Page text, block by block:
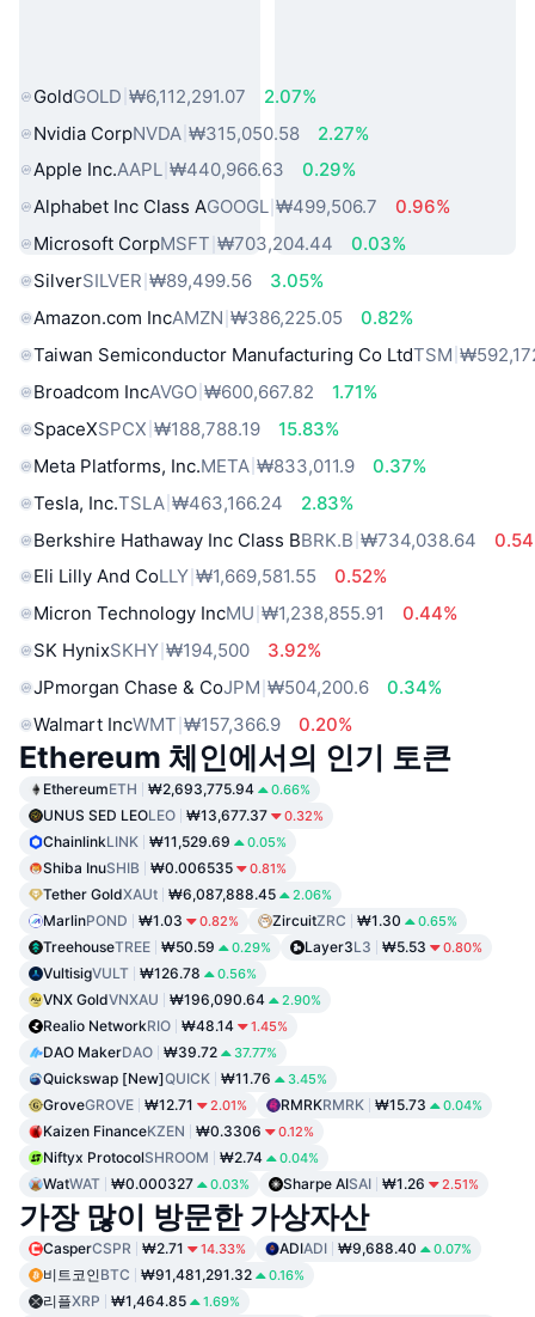
GoldGOLD ₩6,112,291.07
2.07%
Nvidia CorpNVDA ₩315,050.58
2.27%
Apple Inc.AAPL ₩440,966.63
0.29%
Alphabet Inc Class AGOOGL ₩499,506.7
0.96%
Microsoft CorpMSFT ₩703,204.44
0.03%
SilverSILVER ₩89,499.56
3.05%
Amazon.com IncAMZN ₩386,225.05
0.82%
Taiwan Semiconductor Manufacturing Co LtdTSM
Broadcom IncAVGO ₩600,667.82
1.71%
SpaceXSPCX ₩188,788.19
15.83%
Meta Platforms, Inc.META ₩833,011.9
0.37%
Tesla, Inc.TSLA ₩463,166.24
2.83%
Berkshire Hathaway Inc Class BBRK.B ₩734,038.64
Eli Lilly And CoLLY ₩1,669,581.55
0.52%
Micron Technology IncMU ₩1,238,855.91
0.44%
SK HynixSKHY ₩194,500
3.92%
JPmorgan Chase & CoJPM ₩504,200.6
0.34%
Walmart IncWMT ₩157,366.9 0.20%
Ethereum 체인에서의 인기 토큰
EthereumETH ₩2,693,775.94 0.66%
UNUS SED LEOLEO ₩13,677.37 0.32%
ChainlinkLINK ₩11,529.69 0.05%
Shiba InuSHIB ₩0.006535 0.81%
Tether GoldXAUt ₩6,087,888.45 2.06%
MarlinPOND ₩1.03 0.82% ZircuitZRC ₩1.30 0.65%
TreehouseTREE ₩50.59 0.29% Layer3L3 ₩5.53 0.80%
VultisigVULT ₩126.78 0.56%
VNX GoldVNXAU ₩196,090.64 2.90%
Realio NetworkRIO ₩48.14 1.45%
DAO MakerDAO ₩39.72 37.77%
Quickswap [New]QUICK ₩11.76 3.45%
GroveGROVE ₩12.71 2.01% RMRKRMRK ₩15.73 0.04%
Kaizen FinanceKZEN ₩0.3306 0.12%
Niftyx ProtocolSHROOM ₩2.74 0.04%
WatWAT ₩0.000327 0.03% Sharpe AISAI ₩1.26 2.51%
가장 많이 방문한 가상자산
CasperCSPR ₩2.71 14.33% ADIADI ₩9,688.40 0.07%
비트코인BTC ₩91,481,291.32 0.16%
리플XRP ₩1,464.85 1.69%